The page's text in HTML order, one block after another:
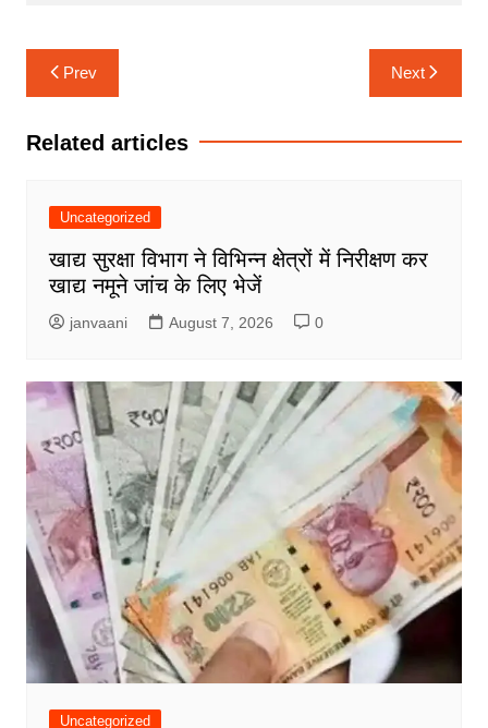
Post
navigation
Prev Next
Related articles
Uncategorized
खाद्य सुरक्षा विभाग ने विभिन्न क्षेत्रों में निरीक्षण कर
खाद्य नमूने जांच के लिए भेजें
janvaani August 7, 2026 0
Uncategorized